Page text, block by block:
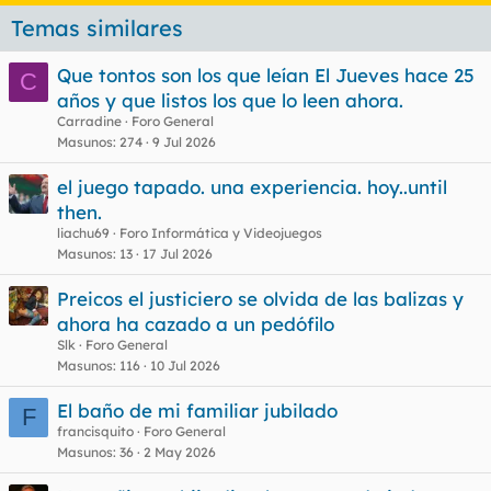
Temas similares
C
Que tontos son los que leían El Jueves hace 25
años y que listos los que lo leen ahora.
Carradine
Foro General
Masunos 274 9 Jul 2026
el juego tapado. una experiencia. hoy..until
then.
liachu69
Foro Informática y Videojuegos
Masunos 13 17 Jul 2026
Preicos el justiciero se olvida de las balizas y
ahora ha cazado a un pedófilo
Slk
Foro General
Masunos 116 10 Jul 2026
F El baño de mi familiar jubilado
francisquito
Foro General
Masunos 36 2 May 2026